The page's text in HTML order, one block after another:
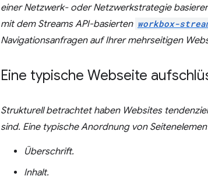
einer Netzwerk- oder Netzwerkstrategie
mit dem Streams API-basierten workbox-
Navigationsanfragen auf Ihrer mehrseitigen
Eine typische Webseite
Strukturell betrachtet haben Websites
sind. Eine typische Anordnung von
Überschrift.
Inhalt.